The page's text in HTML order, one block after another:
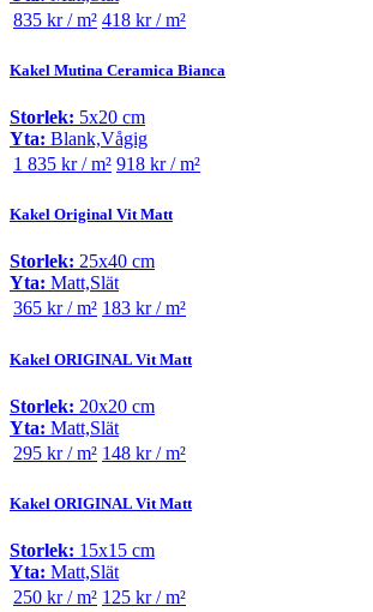
835 kr / m² 418 kr / m²
Kakel Mutina Ceramica Bianca
Storlek: 5x20 cm
Yta: Blank,Vågig
1 835 kr / m² 918 kr / m²
Kakel Original Vit Matt
Storlek: 25x40 cm
Yta: Matt,Slät
365 kr / m² 183 kr / m²
Kakel ORIGINAL Vit Matt
Storlek: 20x20 cm
Yta: Matt,Slät
295 kr / m² 148 kr / m²
Kakel ORIGINAL Vit Matt
Storlek: 15x15 cm
Yta: Matt,Slät
250 kr / m² 125 kr / m²